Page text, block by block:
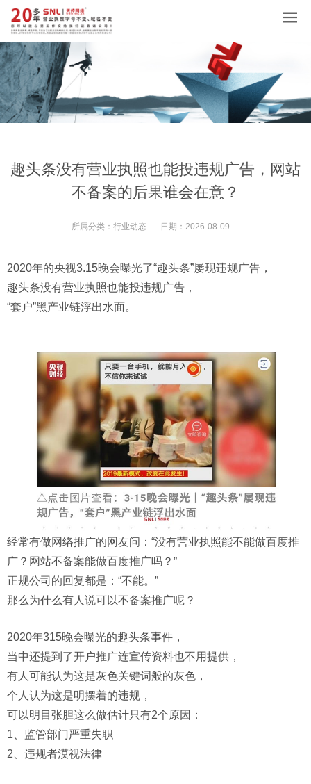
趣头条没有营业执照也能投违规广告，网站
不备案的后果谁会在意？
所属分类： 行业动态 日期： 2026-08-09
2020年的央视3.15晚会曝光了“趣头条”屡现违规广告，
趣头条没有营业执照也能投违规广告，
“套户”黑产业链浮出水面。
经常有做网络推广的网友问：“没有营业执照能不能做百度推
广？网站不备案能做百度推广吗？”
正规公司的回复都是：“不能。”
那么为什么有人说可以不备案推广呢？
2020年315晚会曝光的趣头条事件，
当中还提到了开户推广连宣传资料也不用提供，
有人可能认为这是灰色关键词般的灰色，
个人认为这是明摆着的违规，
可以明目张胆这么做估计只有2个原因：
1、监管部门严重失职
2、违规者漠视法律